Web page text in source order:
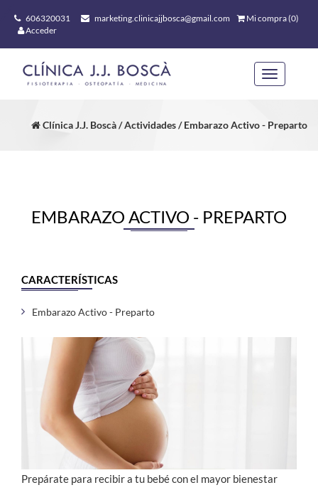
606320031 marketing.clinicajjbosca@gmail.com
Mi compra (0)
Acceder
Toggle
navigation
Clínica J.J. Boscà / Actividades / Embarazo Activo - Preparto
EMBARAZO ACTIVO - PREPARTO
CARACTERÍSTICAS
Embarazo Activo - Preparto
Prepárate para recibir a tu bebé con el mayor bienestar